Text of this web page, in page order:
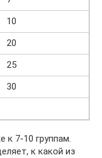
10
20
25
30
к 7-10 группам.
к какой из